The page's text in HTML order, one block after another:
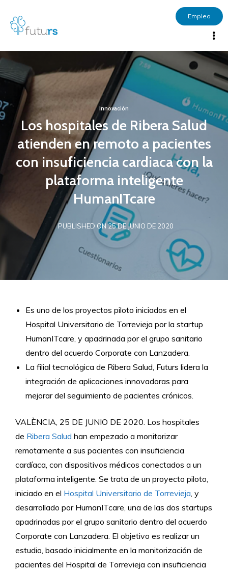
Empleo
Innovación
Los hospitales de Ribera Salud
atienden en remoto a pacientes
con insuficiencia cardiaca con la
plataforma inteligente
HumanITcare
PUBLISHED ON 25 DE JUNIO DE 2020
Es uno de los proyectos piloto iniciados en el
Hospital Universitario de Torrevieja por la startup
HumanITcare, y apadrinada por el grupo sanitario
dentro del acuerdo Corporate con Lanzadera.
La filial tecnológica de Ribera Salud, Futurs lidera la
integración de aplicaciones innovadoras para
mejorar del seguimiento de pacientes crónicos.
VALÈNCIA, 25 DE JUNIO DE 2020. Los hospitales
de Ribera Salud han empezado a monitorizar
remotamente a sus pacientes con insuficiencia
cardíaca, con dispositivos médicos conectados a un
plataforma inteligente. Se trata de un proyecto piloto,
iniciado en el Hospital Universitario de Torrevieja, y
desarrollado por HumanITcare, una de las dos startups
apadrinadas por el grupo sanitario dentro del acuerdo
Corporate con Lanzadera. El objetivo es realizar un
estudio, basado inicialmente en la monitorización de
pacientes del Hospital de Torrevieja con insuficiencia